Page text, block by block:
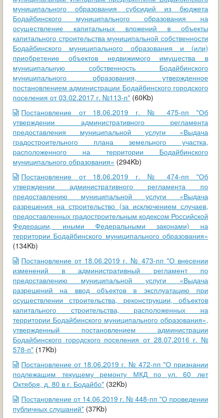
муниципального образования субсидий из бюджета
Бодайбинского муниципального образования на
осуществление капитальных вложений в объекты
капитального строительства муниципальной собственности
Бодайбинского муниципального образования и (или)
приобретение объектов недвижимого имущества в
муниципальную собственность Бодайбинского
муниципального образования, утвержденное
постановлением администрации Бодайбинского городского
поселения от 03.02.2017 г. №113-п" (60Kb)
Постановление от 18.06.2019 г. № 475-пп "Об
утверждении административного регламента
предоставления муниципальной услуги «Выдача
градостроительного плана земельного участка,
расположенного на территории Бодайбинского
муниципального образования» (294Kb)
Постановление от 18.06.2019 г. № 474-пп "Об
утверждении административного регламента по
предоставлению муниципальной услуги «Выдача
разрешения на строительство (за исключением случаев,
предоставленных градостроительным кодексом Российской
Федерации, иными Федеральными законами) на
территории Бодайбинского муниципального образования»
(134Kb)
Постановление от 18.06.2019 г. № 473-пп "О внесении
изменений в административный регламент по
предоставлению муниципальной услуги «Выдача
разрешений на ввод объектов в эксплуатацию при
осуществлении строительства, реконструкции, объектов
капитального строительства, расположенных на
территории Бодайбинского муниципального образования»,
утвержденный постановлением администрации
Бодайбинского городского поселения от 28.07.2016 г. №
578-п" (17Kb)
Постановление от 18.06.2019 г. № 472-пп "О признании
подлежащим текущему ремонту МКД по ул. 60 лет
Октября, д. 80 в г. Бодайбо" (32Kb)
Постановление от 14.06.2019 г. № 448-пп "О проведении
публичных слушаний" (37Kb)